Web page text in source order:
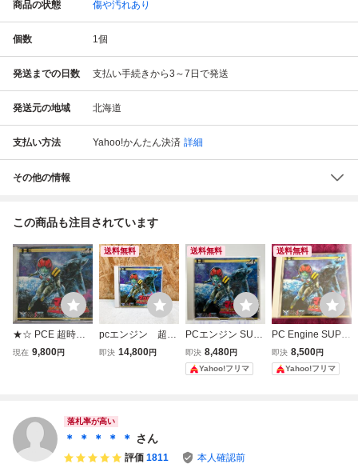
商品の状態 傷や汚れあり
個数 1 個
発送までの日数 支払い手続きから3～7日で発送
発送元の地域 北海道
支払い方法 Yahoo!かんたん決済 詳細
その他の情報
この商品も注目されています
★☆ PCE 超時空
要塞 マクロス 203
現在 9,800円
送料無料
pcエンジン 超時
空要塞マクロス20
即決 14,800円
送料無料
PCエンジン SUP
ER CD-ROM2 超
時空要塞マクロス
2036 メサイヤ
即決 8,480円
Yahoo!フリマ
送料無料
PC Engine SUPE
R CD-ROM2 超時
空要塞マクロス M
ACROSS 2036
即決 8,500円
Yahoo!フリマ
落札率が高い
＊ ＊ ＊ ＊ ＊ さん
評価 1811 本人確認前